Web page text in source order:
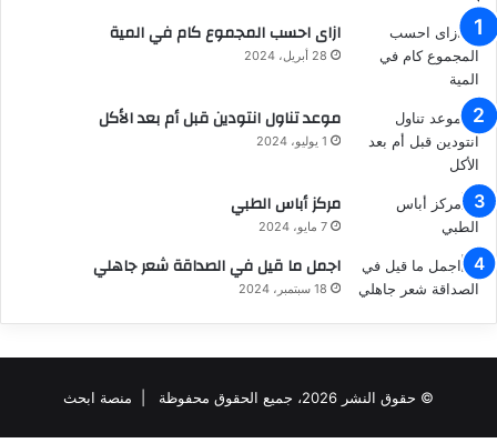
ازاى احسب المجموع كام في المية
28 أبريل، 2024
موعد تناول انتودين قبل أم بعد الأكل
1 يوليو، 2024
مركز أباس الطبي
7 مايو، 2024
اجمل ما قيل في الصداقة شعر جاهلي
18 سبتمبر، 2024
© حقوق النشر 2026، جميع الحقوق محفوظة | منصة ابحث